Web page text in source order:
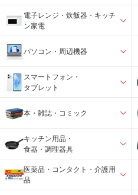
電子レンジ・炊飯器・キッチ
ン家電
パソコン・周辺機器
スマートフォン・
タブレット
本・雑誌・コミック
キッチン用品・
食器・調理器具
医薬品・コンタクト・介護用
品